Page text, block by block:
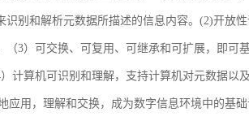
别和解析元数据所描述的信息内容。(2)开放
3）可交换、可复用、可继承和可扩展，即可
计算机可识别和理解，支持计算机对元数据以
用，理解和交换，成为数字信息环境中的基础